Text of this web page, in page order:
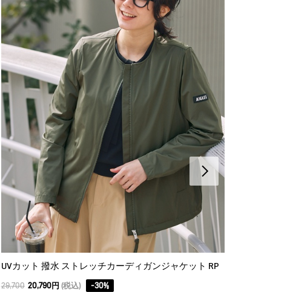
UVカット 撥水 ストレッチカーディガンジャケット RP
29,700 20,790円 (税込) -30%